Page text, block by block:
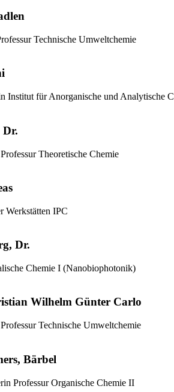
Technische Umweltchemie
Institut für Anorganische und Analytische
Dr.
Professur Theoretische Chemie
Werkstätten IPC
Dr.
Chemie I (Nanobiophotonik)
Wilhelm Günter Carlo
Professur Technische Umweltchemie
Bärbel
Professur Organische Chemie II